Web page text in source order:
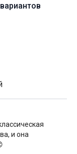
и ощущение
путь к
человека от
заключенным
с объектом
избавиться от
которые, как
осознание.
и она